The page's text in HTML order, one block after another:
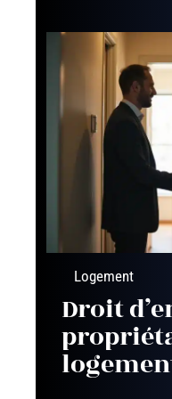
Logement
Droit